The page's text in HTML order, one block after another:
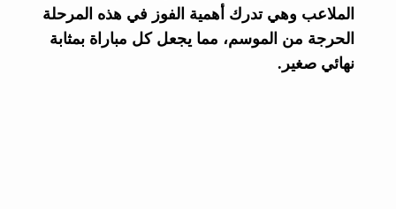
الملاعب وهي تدرك أهمية الفوز في هذه المرحلة
الحرجة من الموسم، مما يجعل كل مباراة بمثابة
نهائي صغير.